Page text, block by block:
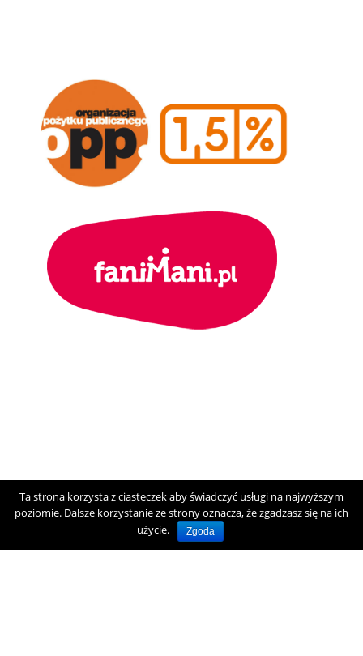
Ta strona korzysta z ciasteczek aby świadczyć usługi na najwyższym
poziomie. Dalsze korzystanie ze strony oznacza, że zgadzasz się na ich
użycie.
Zgoda